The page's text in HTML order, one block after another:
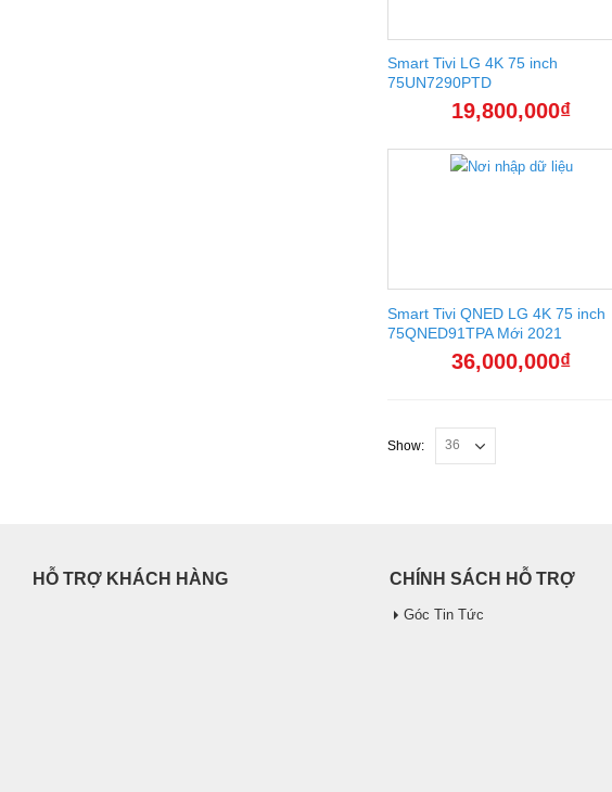
Smart Tivi LG 4K 75 inch
75UN7290PTD
19,800,000₫
Smart Tivi QNED LG 4K 75 inch
75QNED91TPA Mới 2021
36,000,000₫
Show:
HỖ TRỢ KHÁCH HÀNG CHÍNH SÁCH HỖ TRỢ
Góc Tin Tức